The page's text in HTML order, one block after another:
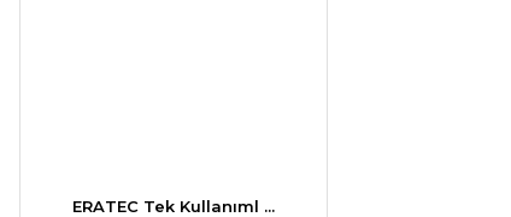
ERATEC Tek Kullanıml ...